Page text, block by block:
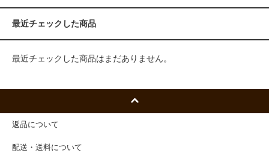
最近チェックした商品
最近チェックした商品はまだありません。
返品について
配送・送料について